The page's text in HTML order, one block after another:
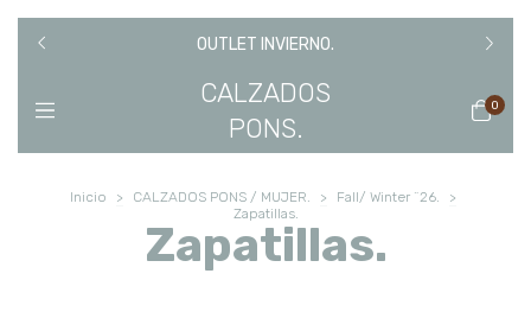
OUTLET INVIERNO.
CALZADOS
PONS.
0
Inicio > CALZADOS PONS / MUJER. > Fall/ Winter ¨26.
>
Zapatillas.
Zapatillas.